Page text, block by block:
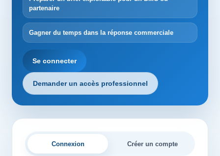
partenaire
Gagner du temps dans la réponse commerciale
Se connecter
Demander un accès professionnel
Connexion Créer un compte